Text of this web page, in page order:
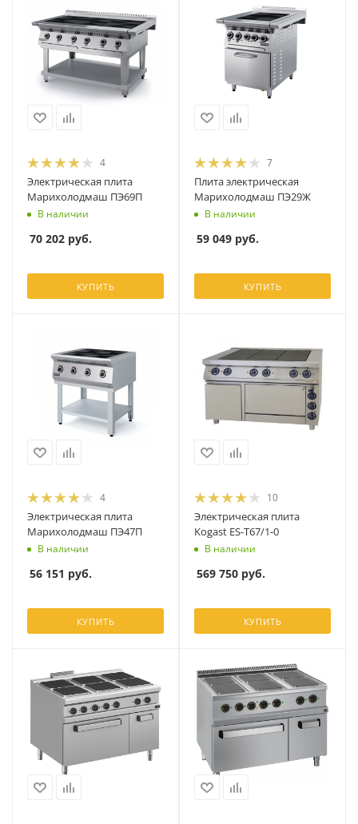
4
Электрическая плита
Марихолодмаш ПЭ69П
В наличии
70 202 руб.
КУПИТЬ
7
Плита электрическая
Марихолодмаш ПЭ29Ж
В наличии
59 049 руб.
КУПИТЬ
4
Электрическая плита
Марихолодмаш ПЭ47П
В наличии
56 151 руб.
КУПИТЬ
10
Электрическая плита
Kogast ES-T67/1-0
В наличии
569 750 руб.
КУПИТЬ